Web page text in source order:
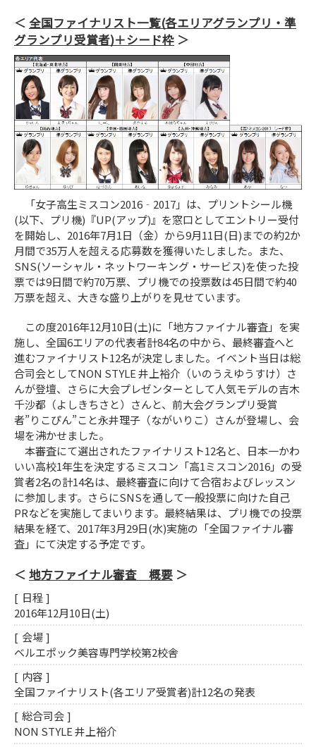
全国ファイナリスト一覧(各エリアグランプリ・準
グランプリ受賞者)＋シード枠
「女子高生ミスコン2016‐2017」は、プリントシール機
(以下、プリ機)『UP(アップ)』を窓口としてエントリー受付
を開始し、2016年7月1日（金）から9月11日(日)までの約2か
月間で35万人を超える応募数を獲得いたしました。また、
SNS(ソーシャル・ネットワーキング・サービス)を使った投
票では9日間で約70万票、プリ機での投票数は45日間で約40
万票を超え、大きな盛り上がりを見せています。
この度2016年12月10日(土)に「地方ファイナル審査」を実
施し、全国6エリアの代表者計84名の中から、最終審査へと
進むファイナリスト12名が決定しました。イベント当日は総
合司会としてNON STYLE 井上裕介（いのうえゆうすけ）さ
んが登壇、さらに大会プレゼンターとして人気モデルの吉木
千沙都（よしきちさと）さんと、前大会グランプリ受賞
者”りこぴん”こと永井理子（ながいりこ）さんが登場し、会
場を沸かせました。
本審査にて選出されたファイナリスト12名と、日本一かわ
いい高校1年生を決定するミスコン「高1ミスコン2016」の受
賞者2名の計14名は、最終審査に向けて合宿およびレッスン
に参加します。さらにSNSを通して一般投票に向けた自己
PRなどを実施してまいります。最終結果は、プリ機での投票
結果を経て、2017年3月29日(水)実施の「全国ファイナル審
査」にて決定する予定です。
地方ファイナル審査 概要
日程
2016年12月10日(土)
会場
ベルエポック美容専門学校第2校舎
内容
全国ファイナリスト(各エリア受賞者)計12名の発表
総合司会
NON STYLE 井上裕介